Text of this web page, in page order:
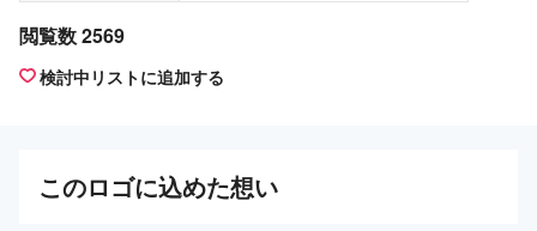
閲覧数 2569
検討中リストに追加する
このロゴに込めた想い